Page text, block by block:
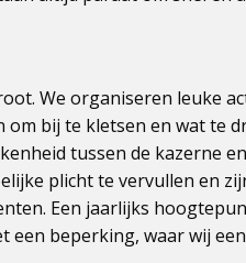
We organiseren leuke
om bij te kletsen en wat te
tussen de kazerne
plicht te vervullen en
Een jaarlijks
een beperking, waar wij